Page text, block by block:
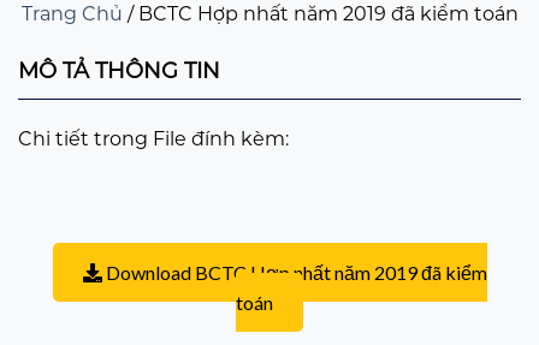
Trang Chủ / BCTC Hợp nhất năm 2019 đã kiểm toán
MÔ TẢ THÔNG TIN
Chi tiết trong File đính kèm:
Download BCTC Hợp nhất năm 2019 đã kiểm
toán